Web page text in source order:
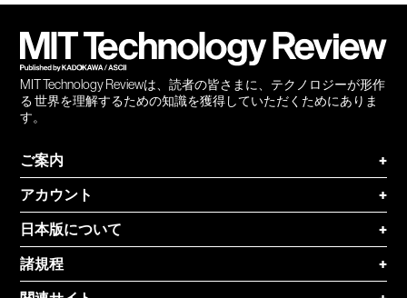
MIT Technology Reviewは、読者の皆さまに、テクノロジーが形作
る 世界を理解するための知識を獲得していただくためにありま
す。
ご案内
+
アカウント
+
日本版について
+
諸規程
+